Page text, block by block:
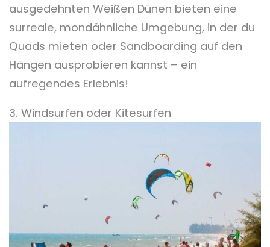
ausgedehnten Weißen Dünen bieten eine
surreale, mondähnliche Umgebung, in der du
Quads mieten oder Sandboarding auf den
Hängen ausprobieren kannst – ein
aufregendes Erlebnis!
3. Windsurfen oder Kitesurfen